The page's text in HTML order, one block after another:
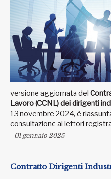
versione aggiornata del
Lavoro (CCNL) dei dirigenti
13 novembre 2024, è
consultazione ai lettori
01 gennaio 2025
Contratto Dirigenti